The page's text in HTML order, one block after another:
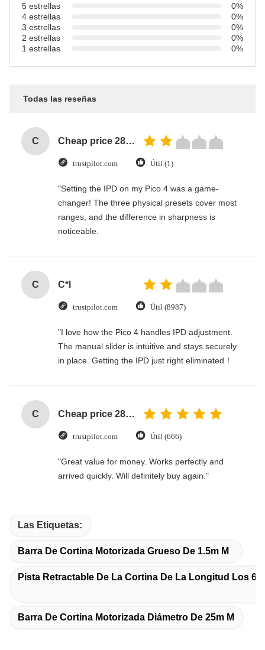
5 estrellas
0%
4 estrellas
0%
3 estrellas
0%
2 estrellas
0%
1 estrellas
0%
Todas las reseñas
C Cheap price 28mm Aluminium Curtain Rod 1.2mm thickness with plastic final
trustpilot.com Útil (1)
"Setting the IPD on my Pico 4 was a game-
changer! The three physical presets cover most
ranges, and the difference in sharpness is
noticeable.
C C*l
trustpilot.com Útil (8987)
"I love how the Pico 4 handles IPD adjustment.
The manual slider is intuitive and stays securely
in place. Getting the IPD just right eliminated！
C Cheap price 28mm Aluminium Curtain Rod 1.2mm thickness with plastic final
trustpilot.com Útil (666)
"Great value for money. Works perfectly and
arrived quickly. Will definitely buy again."
Las Etiquetas:
Barra De Cortina Motorizada Grueso De 1.5m M
Pista Retractable De La Cortina De La Longitud Los 6m
Barra De Cortina Motorizada Diámetro De 25m M